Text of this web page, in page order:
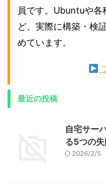
員です。Ubuntuや各
ど、実際に構築・検
めています。
最近の投稿
自宅サー
る5つの
2026/2/5